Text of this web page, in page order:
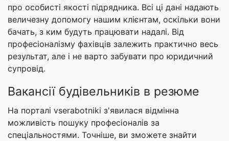
про особисті якості підрядника. Всі ці дані надають
величезну допомогу нашим клієнтам, оскільки вони
бачать, з ким будуть працювати надалі. Від
професіоналізму фахівців залежить практично весь
результат, але і не варто забувати про юридичний
супровід.
Вакансії будівельників в резюме
На порталі vserabotniki з'явилася відмінна
можливість пошуку професіоналів за
спеціальностями. Точніше, ви зможете знайти